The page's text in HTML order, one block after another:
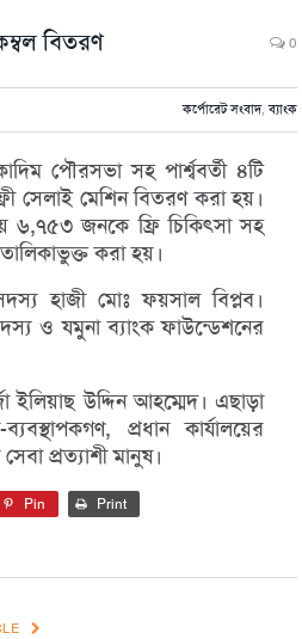
বিতরণ 0
কর্পোরেট সংবাদ,ব্যাংক
পৌরসভা সহ পার্শ্ববর্তী ৪টি
সেলাই মেশিন বিতরণ করা হয়।
৬,৭৫৩ জনকে ফ্রি চিকিৎসা সহ
করা হয়।
হাজী মোঃ ফয়সাল বিপ্লব।
ও যমুনা ব্যাংক ফাউন্ডেশনের
ইলিয়াছ উদ্দিন আহম্মেদ। এছাড়া
প্রধান কার্যালয়ের
প্রত্যাশী মানুষ।
Pin Print